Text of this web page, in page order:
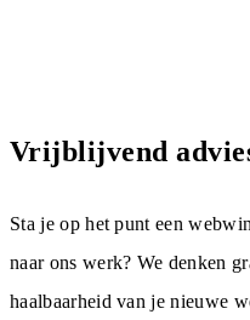
Vrijblijvend
Sta je op het punt een
naar ons werk? We denken
haalbaarheid van je nieuwe